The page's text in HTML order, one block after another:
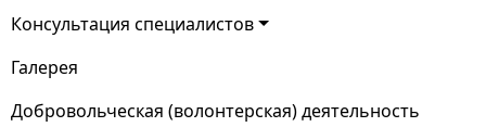
Консультация специалистов
Галерея
Добровольческая (волонтерская) деятельность